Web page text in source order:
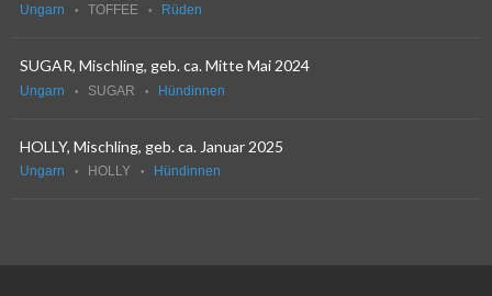
Ungarn TOFFEE Rüden
SUGAR, Mischling, geb. ca. Mitte Mai 2024
Ungarn SUGAR Hündinnen
HOLLY, Mischling, geb. ca. Januar 2025
Ungarn HOLLY Hündinnen